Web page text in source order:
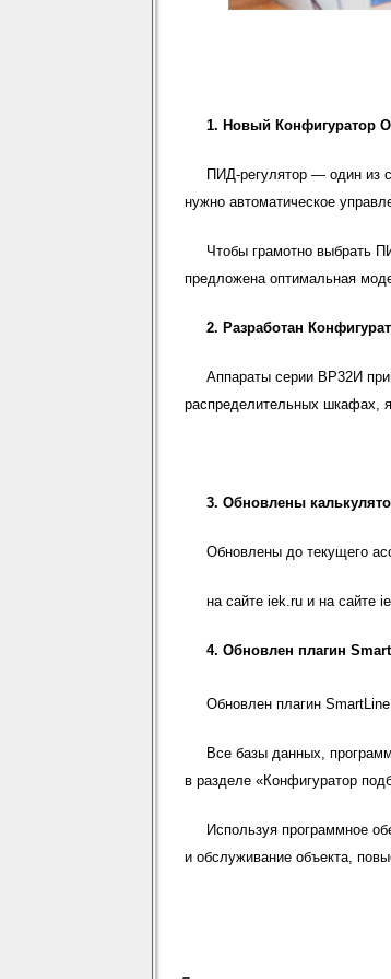
1. Новый Конфигуратор
ПИД-регулятор — один из
нужно автоматическое
Чтобы грамотно выбрать
предложена оптимальная
2. Разработан
Аппараты серии ВР32И
распределительных шкафах,
3. Обновлены
Обновлены до текущего
на сайте iek.ru и на сайте
4. Обновлен плагин
Обновлен плагин
Все базы данных,
в разделе «Конфигуратор
Используя программное
и обслуживание объекта,